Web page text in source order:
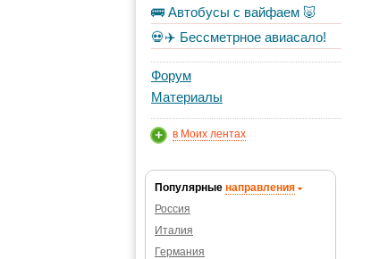
🚌 Автобусы с вайфаем 🐷
💀✈️ Бессметрное авиасало!
Форум
Материалы
в Моих лентах
Популярные направления
Россия
Италия
Германия